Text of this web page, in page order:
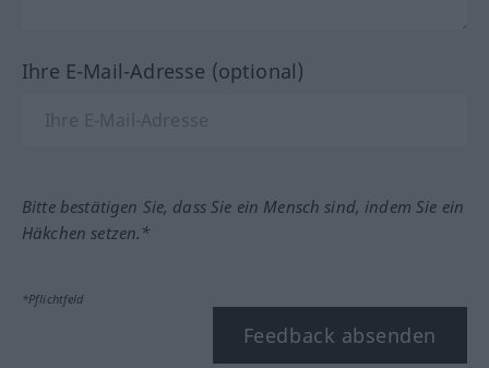
Ihre E-Mail-Adresse (optional)
Bitte bestätigen Sie, dass Sie ein Mensch sind, indem Sie ein
Häkchen setzen.*
*Pflichtfeld
Feedback absenden